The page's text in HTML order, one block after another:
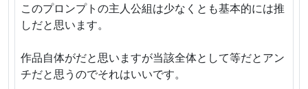
このプロンプトの主人公組は少なくとも基本的には推
しだと思います。
作品自体がだと思いますが当該全体として等だとアン
チだと思うのでそれはいいです。